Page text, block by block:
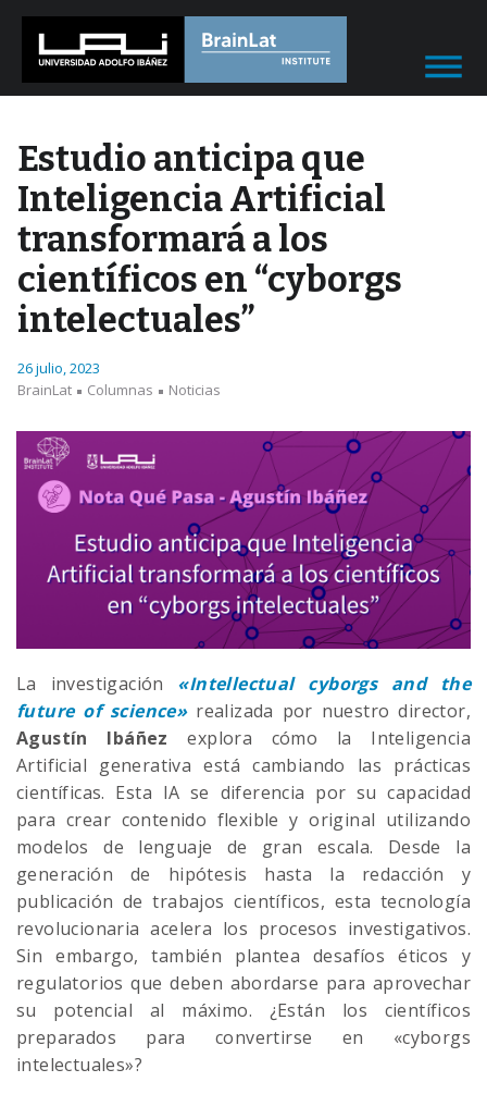
Estudio anticipa que
Inteligencia Artificial
transformará a los
científicos en “cyborgs
intelectuales”
26 julio, 2023
BrainLat
Columnas Noticias
La investigación «Intellectual cyborgs and the
future of science»realizada por nuestro director,
Agustín Ibáñez explora cómo la Inteligencia
Artificial generativa está cambiando las prácticas
científicas. Esta IA se diferencia por su capacidad
para crear contenido flexible y original utilizando
modelos de lenguaje de gran escala. Desde la
generación de hipótesis hasta la redacción y
publicación de trabajos científicos, esta tecnología
revolucionaria acelera los procesos investigativos.
Sin embargo, también plantea desafíos éticos y
regulatorios que deben abordarse para aprovechar
su potencial al máximo. ¿Están los científicos
preparados para convertirse en «cyborgs
intelectuales»?